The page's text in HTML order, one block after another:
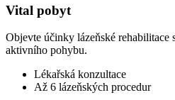
Vital pobyt
Objevte účinky lázeňské rehabilitace
aktivního pohybu.
Lékařská konzultace
Až 6 lázeňských procedur